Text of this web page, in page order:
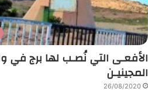
الأفعـى التي نُصـب لها برج في
المجينيـن
26/08/2020